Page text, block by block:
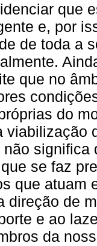
que
e, por
de toda a
que no
do
viabilização
significa
se faz
que atuam
direção de
e ao
da